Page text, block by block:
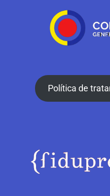
Política de